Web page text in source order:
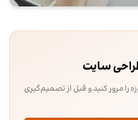
سایت
مرور کنید و قبل از تصمیم‌گیری